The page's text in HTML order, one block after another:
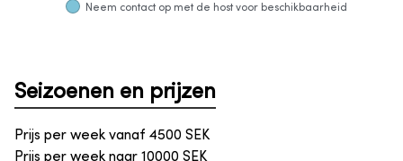
Neem contact op met de host voor beschikbaarheid
Seizoenen en prijzen
Prijs per week vanaf 4500 SEK
Prijs per week naar 10000 SEK